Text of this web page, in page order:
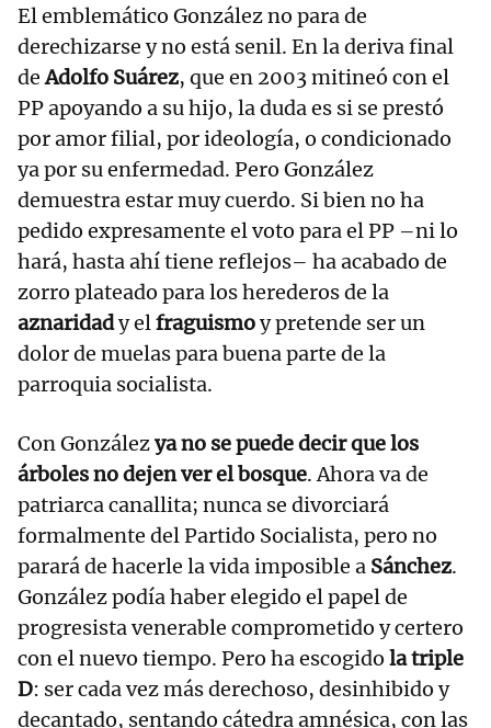
El emblemático González no para de
derechizarse y no está senil. En la deriva final
deAdolfo Suárez, que en 2003 mitineó con el
PP apoyando a su hijo, la duda es si se prestó
por amor filial, por ideología, o condicionado
ya por su enfermedad. Pero González
demuestra estar muy cuerdo. Si bien no ha
pedido expresamente el voto para el PP –ni lo
hará, hasta ahí tiene reflejos– ha acabado de
zorro plateado para los herederos de la
aznaridady elfraguismoy pretende ser un
dolor de muelas para buena parte de la
parroquia socialista.
Con Gonzálezya no se puede decir que los
árboles no dejen ver el bosque. Ahora va de
patriarca canallita; nunca se divorciará
formalmente del Partido Socialista, pero no
parará de hacerle la vida imposible a Sánchez.
González podía haber elegido el papel de
progresista venerable comprometido y certero
con el nuevo tiempo. Pero ha escogido la triple
D: ser cada vez más derechoso, desinhibido y
decantado, sentando cátedra amnésica, con las